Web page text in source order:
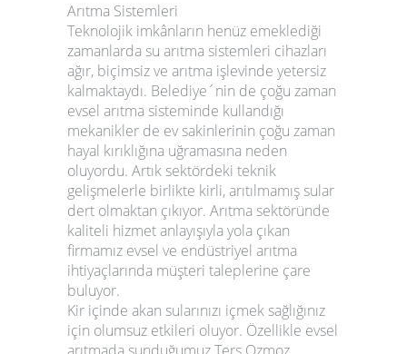
Arıtma Sistemleri
Teknolojik imkânların henüz emeklediği
zamanlarda su arıtma sistemleri cihazları
ağır, biçimsiz ve arıtma işlevinde yetersiz
kalmaktaydı. Belediye´nin de çoğu zaman
evsel arıtma sisteminde kullandığı
mekanikler de ev sakinlerinin çoğu zaman
hayal kırıklığına uğramasına neden
oluyordu. Artık sektördeki teknik
gelişmelerle birlikte kirli, arıtılmamış sular
dert olmaktan çıkıyor. Arıtma sektöründe
kaliteli hizmet anlayışıyla yola çıkan
firmamız evsel ve endüstriyel arıtma
ihtiyaçlarında müşteri taleplerine çare
buluyor.
Kir içinde akan sularınızı içmek sağlığınız
için olumsuz etkileri oluyor. Özellikle evsel